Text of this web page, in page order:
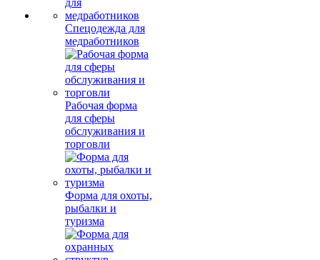
Спецодежда для
медработников
Рабочая форма
для сферы
обслуживания и
торговли
Форма для охоты,
рыбалки и
туризма